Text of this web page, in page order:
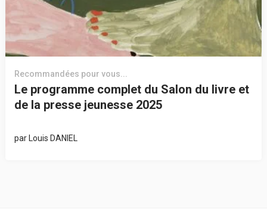
Recommandées pour vous...
Le programme complet du Salon du livre et
de la presse jeunesse 2025
par Louis DANIEL